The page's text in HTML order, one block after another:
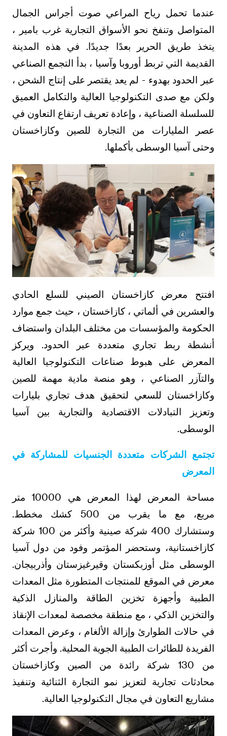
عندما تحمل رياح المراعي صوت أجراس الجمال
المتواصل وتنفخ نحو الأسواق التجارية غرب بامير ،
يتخذ طريق الحرير بعدًا جديدًا. في هذه المدينة
القديمة التي تربط أوروبا وآسيا ، بدأ التجمع الصناعي
عبر الحدود بهدوء - لم يعد يقتصر على إنتاج الشحن ،
ولكن مع صدى التكنولوجيا العالية والتكامل العميق
للسلسلة الصناعية ، وإعادة تعريف ارتفاع التعاون في
عصر المليارات من التجارة للصين وكازاخستان
وحتى آسيا الوسطى بأكملها.
افتتح معرض كازاخستان الصيني للسلع الحادي
والعشرين في ألماتي ، كازاخستان ، حيث جمع موارد
الحكومة والمؤسسات من مختلف البلدان واستضاف
أنشطة ربط تجاري متعددة عبر الحدود. ويركز
المعرض على هبوط صناعات التكنولوجيا العالية
والتآزر الصناعي ، وهو منصة مادية مهمة للصين
وكازاخستان للسعي لتحقيق هدف تجاري بليارات
وتعزيز التبادلات الاقتصادية والتجارية بين آسيا
الوسطى.
تجتمع الشركات متعددة الجنسيات للمشاركة في
المعرض
مساحة المعرض لهذا المعرض هي 10000 متر
مربع، مع ما يقرب من 500 كشك مخطط.
وستشارك 400 شركة صينية وأكثر من 100 شركة
كازاخستانية، وستحضر المؤتمر وفود من دول آسيا
الوسطى مثل أوزبكستان وقيرغيزستان وأذربيجان.
معرض في الموقع للمنتجات المتطورة مثل المعدات
الطبية وأجهزة تخزين الطاقة والمنازل الذكية
والتخزين الذكي ، مع منطقة مخصصة لمعدات الإنقاذ
في حالات الطوارئ وإزالة الألغام ، وعرض المعدات
الفريدة للطائرات الطبية الجوية المحلية. وأجرت أكثر
من 130 شركة رائدة من الصين وكازاخستان
محادثات تجارية لتعزيز نمو التجارة الثنائية وتنفيذ
مشاريع التعاون في مجال التكنولوجيا العالية.